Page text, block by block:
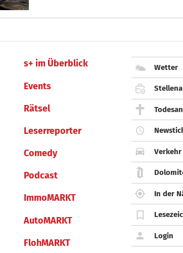
s+ im Überblick
Events
Rätsel
Leserreporter
Comedy
Podcast
ImmoMARKT
AutoMARKT
FlohMARKT
Wetter
Verkehr
In der
Login